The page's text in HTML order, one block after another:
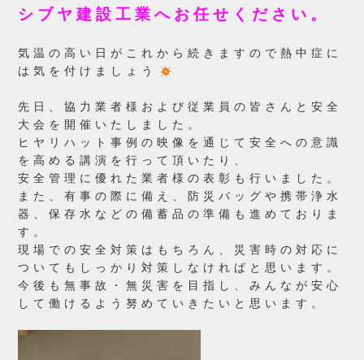
シブヤ建設工業へお任せください。
気温の高い日がこれから続きますので熱中症に
は気を付けましょう
先日、協力業者様および従業員の皆さんと安全
大会を開催いたしました。
ヒヤリハット事例の映像を通じて安全への意識
を高める講演を行って頂いたり、
安全管理に優れた業者様の表彰も行いました。
また、有事の際に備え、防災バッグや携帯浄水
器、保存水などの備蓄品の準備も進めておりま
す。
現場での安全対策はもちろん、災害時の対応に
ついてもしっかり対策しなければと思います。
今後も無事故・無災害を目指し、みんなが安心
して働けるよう努めていきたいと思います。